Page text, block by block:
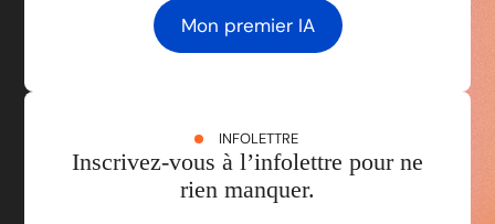
Mon premier IA
INFOLETTRE
Inscrivez-vous à l’infolettre pour ne
rien manquer.